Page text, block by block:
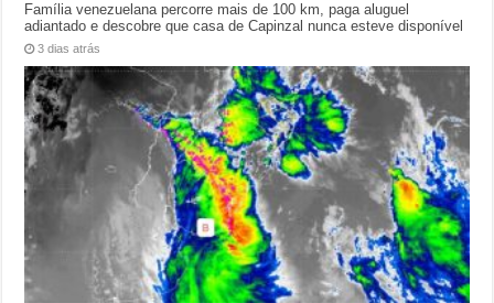
Família venezuelana percorre mais de 100 km, paga aluguel
adiantado e descobre que casa de Capinzal nunca esteve disponível
3 dias atrás